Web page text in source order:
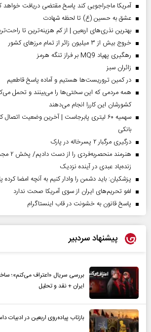
آمریکا ماجراجویی کند پاسخ مقتضی دریافت خواهد
عشق به حسین (ع) تا لحظه شهادت
بهترین نذری‌های اربعین | از کم هزینه‌ترین تا
خروج بیش از ۳ میلیون زائر از تمام مرز‌های کشور
رهگیری پهپاد MQ9 بر فراز تنگه هرمز
‌زائران سبز
در کمین تروریست‌ها هستیم و آماده پاسخ قاطعیم
همه مردمی که این سختی‌ها را می‌بینند و تحمل
کشورشان این کاررا انجام می‌دهند
سهمیه ۶۰ لیتری پابرجاست | آخرین وضعیت
بانکی
درگیری مرگبار ۲ پسرخاله در پارک
هنرمند
زنده‌یاد عبدی در آینده نزدیک
پزشکیان: باید دشمن را وادار کنیم به آنچه امضا کرده
لغو تحریم‌های ایران از سوی آمریکا صحت ندارد
پاسخ قانون به خشونت در قاب اینستاگرام
پیشنهاد سردبیر
بررسی سریال «اعتراف می‌کنم»؛
ایران + نقد و تحلیل
بازتاب پیاده‌روی اربعین در ادبیات